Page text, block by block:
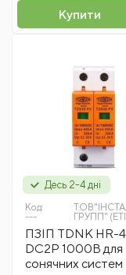
Купити
Десь 2-4 дні
Код:
---
ГРУПП"
ПЗIП TDNK HR-
DC2P 1000B для
сонячних систем